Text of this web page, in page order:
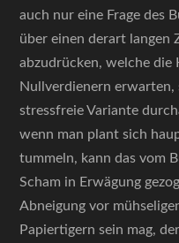
auch nur eine Frage des
über einen derart langen
abzudrücken, welche die
Nullverdienern erwarten,
stressfreie Variante
wenn man plant sich
tummeln, kann das vom
Scham in Erwägung
Abneigung vor
Papiertigern sein mag,